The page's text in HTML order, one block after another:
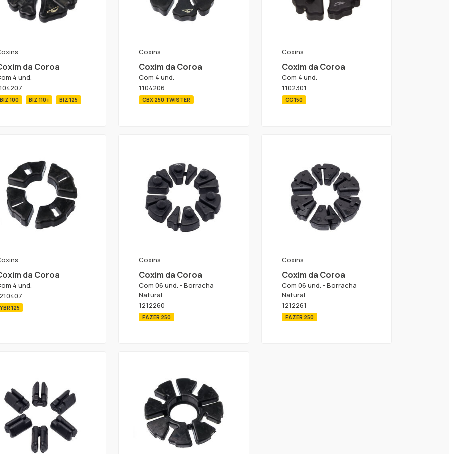
da Coroa
4 und.
BIZ 100 BIZ 110 i BIZ 125
Coxins
Coxim da Coroa
Com 4 und.
1104206
CBX 250 TWISTER
Coxins
Coxim da Coroa
Com 4 und.
1102301
CG 150
da Coroa
4 und.
YBR 125
Coxins
Coxim da Coroa
Com 06 und. - Borracha
Natural
1212260
FAZER 250
Coxins
Coxim da Coroa
Com 06 und. - Borracha
Natural
1212261
FAZER 250